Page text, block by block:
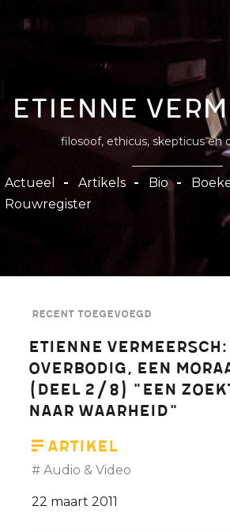
inhoud
gaan
Etienne
filosoof, ethicus, skepticus en
Hoofdnavigatie
Actueel Artikels Bio
Rouwregister
Recent toegevoegd
Etienne
overbodig, een
(deel 2/8) "Een
naar waarheid"
Artikel
Audio & Video
22 maart 2011